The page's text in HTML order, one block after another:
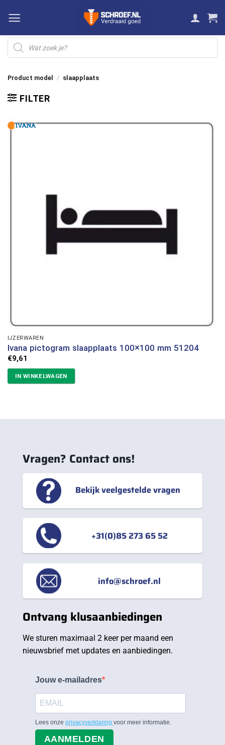
naar
inhoud
Producten
zoeken
Product model / slaapplaats
FILTER
IJZERWAREN
Ivana pictogram slaapplaats 100×100 mm 51204
€9,61
IN WINKELWAGEN
Vragen? Contact ons!
Bekijk veelgestelde vragen
+31(0)85 273 65 52
info@schroef.nl
Ontvang klusaanbiedingen
We sturen maximaal 2 keer per maand een
nieuwsbrief met updates en aanbiedingen.
Jouw e-mailadres
Lees onze privacyverklaring voor meer informatie.
AANMELDEN